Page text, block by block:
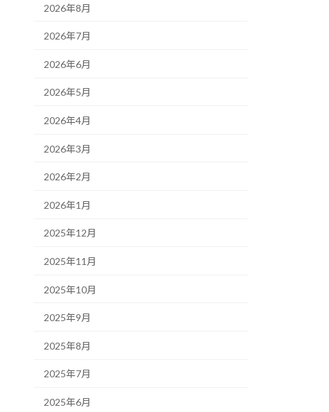
2026年8月
2026年7月
2026年6月
2026年5月
2026年4月
2026年3月
2026年2月
2026年1月
2025年12月
2025年11月
2025年10月
2025年9月
2025年8月
2025年7月
2025年6月